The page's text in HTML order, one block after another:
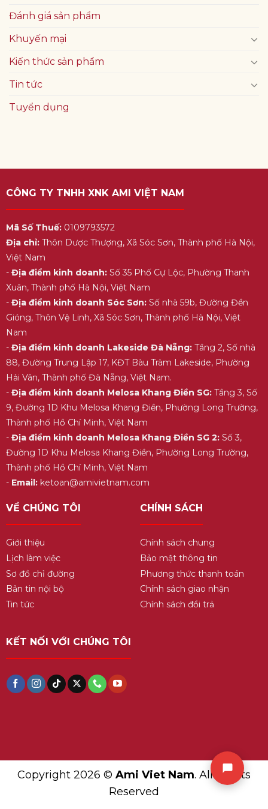
Đánh giá sản phẩm
Khuyến mại
Kiến thức sản phẩm
Tin tức
Tuyển dụng
CÔNG TY TNHH XNK AMI VIỆT NAM
Mã Số Thuế:0109793572
Địa chỉ:Thôn Dược Thượng, Xã Sóc Sơn, Thành phố Hà Nội,
Việt Nam
- Địa điểm kinh doanh:Số 35 Phố Cự Lộc, Phường Thanh
Xuân, Thành phố Hà Nội, Việt Nam
- Địa điểm kinh doanh Sóc Sơn:Số nhà 59b, Đường Đền
Gióng, Thôn Vệ Linh, Xã Sóc Sơn, Thành phố Hà Nội, Việt
Nam
- Địa điểm kinh doanh Lakeside Đà Nẵng:Tầng 2, Số nhà
88, Đường Trung Lập 17, KĐT Bàu Tràm Lakeside, Phường
Hải Vân, Thành phố Đà Nẵng, Việt Nam.
- Địa điểm kinh doanh Melosa Khang Điền SG:Tầng 3, Số
9, Đường 1D Khu Melosa Khang Điền, Phường Long Trường,
Thành phố Hồ Chí Minh, Việt Nam
- Địa điểm kinh doanh Melosa Khang Điền SG 2:Số 3,
Đường 1D Khu Melosa Khang Điền, Phường Long Trường,
Thành phố Hồ Chí Minh, Việt Nam
- Email:ketoan@amivietnam.com
VỀ CHÚNG TÔI
Giới thiệu
Lịch làm việc
Sơ đồ chỉ đường
Bản tin nội bộ
Tin tức
CHÍNH SÁCH
Chính sách chung
Bảo mật thông tin
Phương thức thanh toán
Chính sách giao nhận
Chính sách đổi trả
KẾT NỐI VỚI CHÚNG TÔI
Copyright 2026 © Ami Viet Nam. All Rights
Reserved